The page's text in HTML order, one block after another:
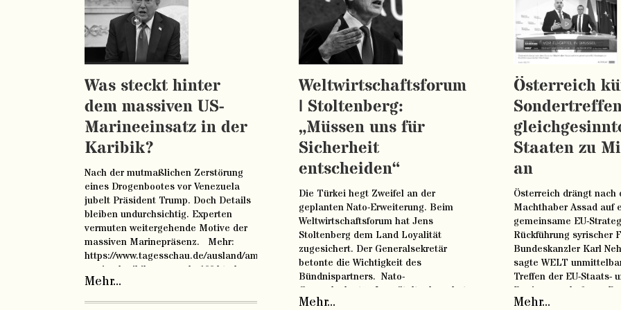
Was steckt hinter
dem massiven US-
Marineeinsatz in der
Karibik?
Nach der mutmaßlichen Zerstörung
eines Drogenbootes vor Venezuela
jubelt Präsident Trump. Doch Details
bleiben undurchsichtig. Experten
vermuten weitergehende Motive der
massiven Marinepräsenz. Mehr:
https://www.tagesschau.de/ausland/amerika/usa-
marine-karibik-venezuela-100.html
Mehr...
Weltwirtschaftsforum
| Stoltenberg:
„Müssen uns für
Sicherheit
entscheiden“
Die Türkei hegt Zweifel an der
geplanten Nato-Erweiterung. Beim
Weltwirtschaftsforum hat Jens
Stoltenberg dem Land Loyalität
zugesichert. Der Generalsekretär
betonte die Wichtigkeit des
Bündnispartners. Nato-
Generalsekretär Jens Stoltenberg hat
beim Weltwirtschaftsforum im
Mehr...
Österreich
Staaten zu
an
Österreich drängt nach
Machthaber Assad auf
gemeinsame EU-
Rückführung syrischer
Bundeskanzler Karl
sagte WELT
Treffen der EU-Staats-
Regierungschefs am
Brüssel: „Europa
Mehr...